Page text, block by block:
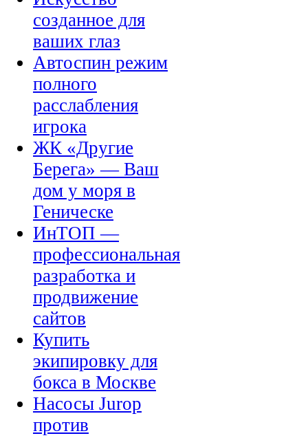
созданное для
ваших глаз
Автоспин режим
полного
расслабления
игрока
ЖК «Другие
Берега» — Ваш
дом у моря в
Геническе
ИнТОП —
профессиональная
разработка и
продвижение
сайтов
Купить
экипировку для
бокса в Москве
Насосы Jurop
против